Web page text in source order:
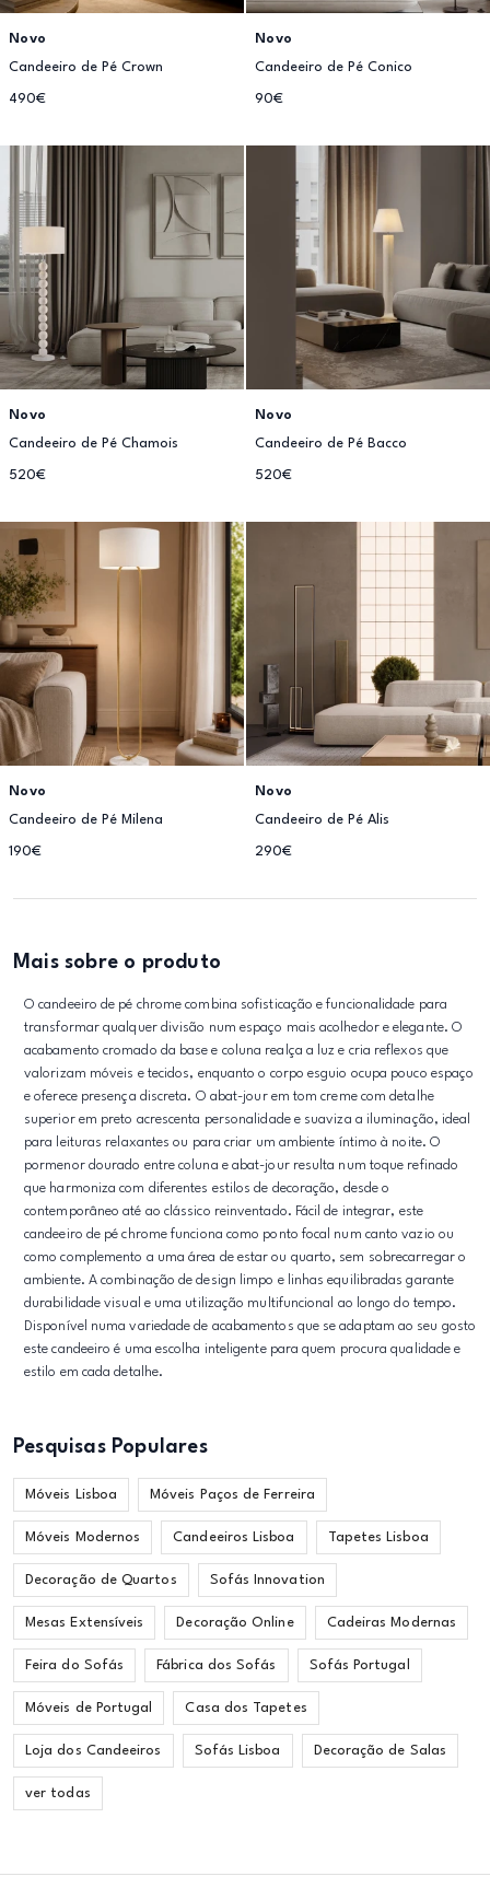
Novo
Candeeiro de Pé Crown
490€
Novo
Candeeiro de Pé Conico
90€
Novo
Candeeiro de Pé Chamois
520€
Novo
Candeeiro de Pé Bacco
520€
Novo
Candeeiro de Pé Milena
190€
Novo
Candeeiro de Pé Alis
290€
Mais sobre o produto
O candeeiro de pé chrome combina sofisticação e funcionalidade para
transformar qualquer divisão num espaço mais acolhedor e elegante. O
acabamento cromado da base e coluna realça a luz e cria reflexos que
valorizam móveis e tecidos, enquanto o corpo esguio ocupa pouco espaço
e oferece presença discreta. O abat-jour em tom creme com detalhe
superior em preto acrescenta personalidade e suaviza a iluminação, ideal
para leituras relaxantes ou para criar um ambiente íntimo à noite. O
pormenor dourado entre coluna e abat-jour resulta num toque refinado
que harmoniza com diferentes estilos de decoração, desde o
contemporâneo até ao clássico reinventado. Fácil de integrar, este
candeeiro de pé chrome funciona como ponto focal num canto vazio ou
como complemento a uma área de estar ou quarto, sem sobrecarregar o
ambiente. A combinação de design limpo e linhas equilibradas garante
durabilidade visual e uma utilização multifuncional ao longo do tempo.
Disponível numa variedade de acabamentos que se adaptam ao seu gosto
este candeeiro é uma escolha inteligente para quem procura qualidade e
estilo em cada detalhe.
Pesquisas Populares
Móveis Lisboa Móveis Paços de Ferreira
Móveis Modernos Candeeiros Lisboa Tapetes Lisboa
Decoração de Quartos Sofás Innovation
Mesas Extensíveis Decoração Online Cadeiras Modernas
Feira do Sofás Fábrica dos Sofás Sofás Portugal
Móveis de Portugal Casa dos Tapetes
Loja dos Candeeiros Sofás Lisboa Decoração de Salas
ver todas